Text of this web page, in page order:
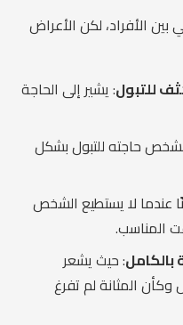
الأفراد، لكن الأعراض
للتبول: يشير إلى الحاجة
حاجته للتبول بشكل
عندما لا يستطيع الشخص
المناسب.
بالكامل: حيث يشعر
المثانة لم تفرغ